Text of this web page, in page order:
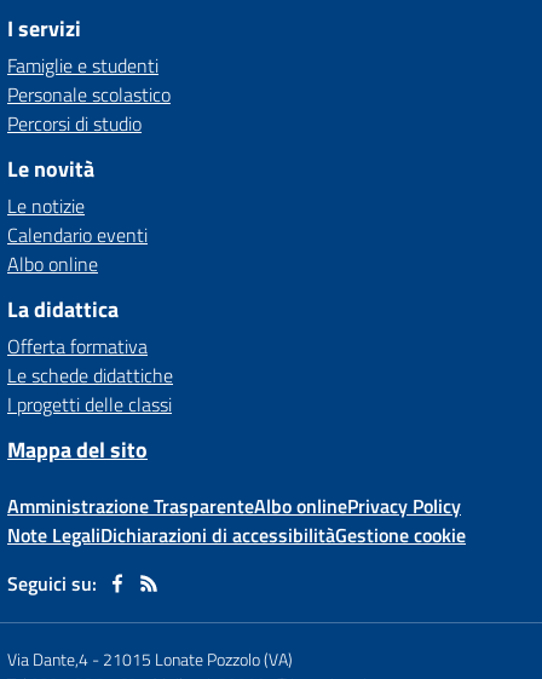
I servizi
Famiglie e studenti
Personale scolastico
Percorsi di studio
Le novità
Le notizie
Calendario eventi
Albo online
La didattica
Offerta formativa
Le schede didattiche
I progetti delle classi
Mappa del sito
Amministrazione TrasparenteAlbo onlinePrivacy Policy
Note LegaliDichiarazioni di accessibilitàGestione cookie
Seguici su:
Via Dante,4-21015 Lonate Pozzolo (VA)